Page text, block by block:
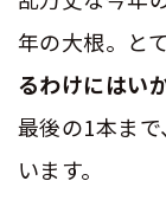
年の大根。と
るわけにはい
最後の1本ま
います。